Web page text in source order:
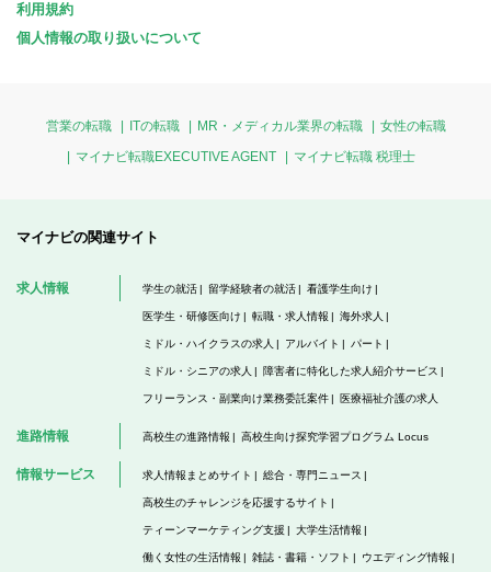
利用規約
個人情報の取り扱いについて
営業の転職 ITの転職 MR・メディカル業界の転職
女性の転職
マイナビ転職EXECUTIVE AGENT
マイナビ転職 税理士
マイナビの関連サイト
求人情報 学生の就活 留学経験者の就活 看護学生向け
医学生・研修医向け 転職・求人情報 海外求人
ミドル・ハイクラスの求人 アルバイト パート
ミドル・シニアの求人 障害者に特化した求人紹介サービス
フリーランス・副業向け業務委託案件 医療福祉介護の求人
進路情報 高校生の進路情報 高校生向け探究学習プログラム Locus
情報サービス 求人情報まとめサイト 総合・専門ニュース
高校生のチャレンジを応援するサイト
ティーンマーケティング支援 大学生活情報
働く女性の生活情報 雑誌・書籍・ソフト ウエディング情報